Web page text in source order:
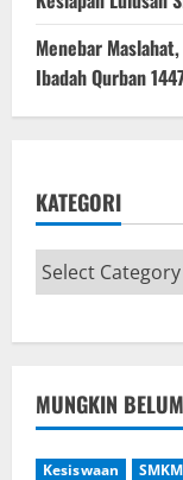
Menebar
Ibadah Qurban
KATEGORI
MUNGKIN
Kesiswaan